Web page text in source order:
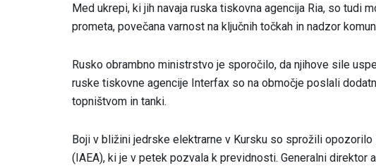
Med ukrepi, ki jih navaja ruska tiskovna agencija Ria, so tudi
prometa, povečana varnost na ključnih točkah in nadzor
Rusko obrambno ministrstvo je sporočilo, da njihove sile
ruske tiskovne agencije Interfax so na območje poslali
topništvom in tanki.
Boji v bližini jedrske elektrarne v Kursku so sprožili
(IAEA), ki je v petek pozvala k previdnosti. Generalni direktor